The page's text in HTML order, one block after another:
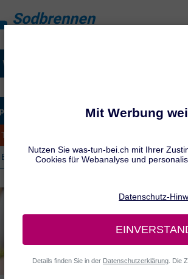
Sodbrennenbehandeln
Was ist Sodbrennen?
Die
bei Sodbrennen
Tipps gegen Sodbrennen
Ernährung bei Sodbrennen